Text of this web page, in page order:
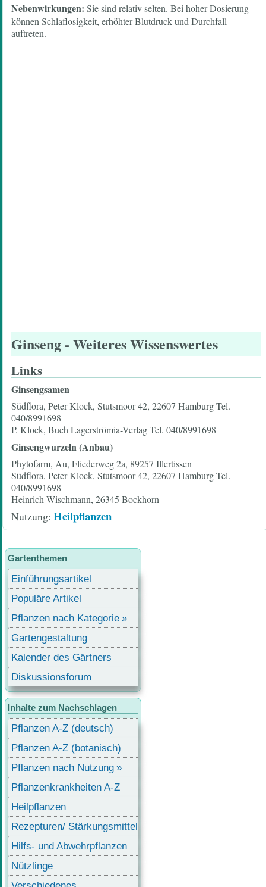
Nebenwirkungen: Sie sind relativ selten. Bei hoher Dosierung
können Schlaflosigkeit, erhöhter Blutdruck und Durchfall
auftreten.
Ginseng - Weiteres Wissenswertes
Links
Ginsengsamen
Südflora, Peter Klock, Stutsmoor 42, 22607 Hamburg Tel.
040/8991698
P. Klock, Buch Lagerströmia-Verlag Tel. 040/8991698
Ginsengwurzeln (Anbau)
Phytofarm, Au, Fliederweg 2a, 89257 Illertissen
Südflora, Peter Klock, Stutsmoor 42, 22607 Hamburg Tel.
040/8991698
Heinrich Wischmann, 26345 Bockhorn
Nutzung Heilpflanzen
Gartenthemen
Einführungsartikel
Populäre Artikel
Pflanzen nach Kategorie
Gartengestaltung
Kalender des Gärtners
Diskussionsforum
Inhalte zum Nachschlagen
Pflanzen A-Z (deutsch)
Pflanzen A-Z (botanisch)
Pflanzen nach Nutzung
Pflanzenkrankheiten A-Z
Heilpflanzen
Rezepturen/ Stärkungsmittel
Hilfs- und Abwehrpflanzen
Nützlinge